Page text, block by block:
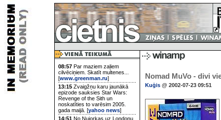
08:57 Par maziem zaļiem
cilvēciņiem. Skatīt multenes...
[www.greenman.ru]
13:15 Zvaigžņu karu jaunākā
epizode sauksies Star Wars:
Revenge of the Sith un
noskatīties to varēsim 2005.
gada maijā. [yahoo news]
14:51 No Ņujorkas uz Londonu
Nomad MuVo - divi
Kuģis @ 2002-07-23 09:51